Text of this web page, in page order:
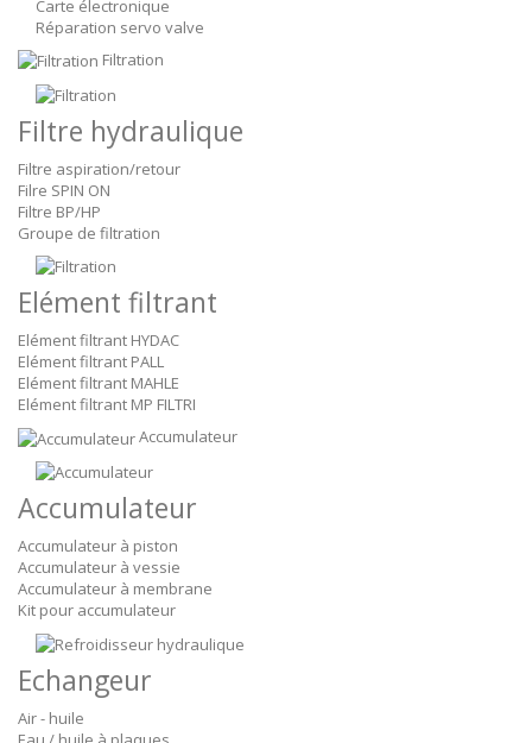
Carte électronique
Réparation servo valve
Filtration
Filtre hydraulique
Filtre aspiration/retour
Filre SPIN ON
Filtre BP/HP
Groupe de filtration
Elément filtrant
Elément filtrant HYDAC
Elément filtrant PALL
Elément filtrant MAHLE
Elément filtrant MP FILTRI
Accumulateur
Accumulateur
Accumulateur à piston
Accumulateur à vessie
Accumulateur à membrane
Kit pour accumulateur
Echangeur
Air - huile